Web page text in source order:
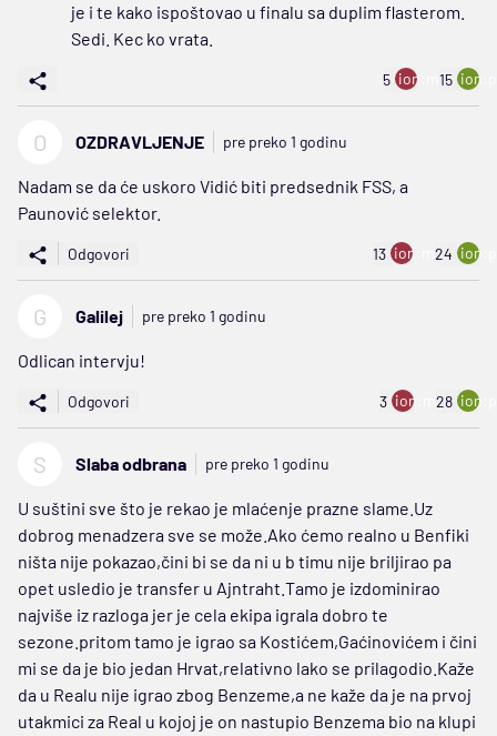
je i te kako ispoštovao u finalu sa duplim flasterom.
Sedi. Kec ko vrata.
5 ion:minus
15
O OZDRAVLJENJE pre preko 1 godinu
Nadam se da će uskoro Vidić biti predsednik FSS, a
Paunović selektor.
Odgovori 13 ion:minus
24
G Galilej pre preko 1 godinu
Odlican intervju!
Odgovori 3 ion:minus
28
S Slaba odbrana pre preko 1 godinu
U suštini sve što je rekao je mlaćenje prazne slame.Uz
dobrog menadzera sve se može.Ako ćemo realno u Benfiki
ništa nije pokazao,čini bi se da ni u b timu nije briljirao pa
opet usledio je transfer u Ajntraht.Tamo je izdominirao
najviše iz razloga jer je cela ekipa igrala dobro te
sezone.pritom tamo je igrao sa Kostićem,Gaćinovićem i čini
mi se da je bio jedan Hrvat,relativno lako se prilagodio.Kaže
da u Realu nije igrao zbog Benzeme,a ne kaže da je na prvoj
utakmici za Real u kojoj je on nastupio Benzema bio na klupi